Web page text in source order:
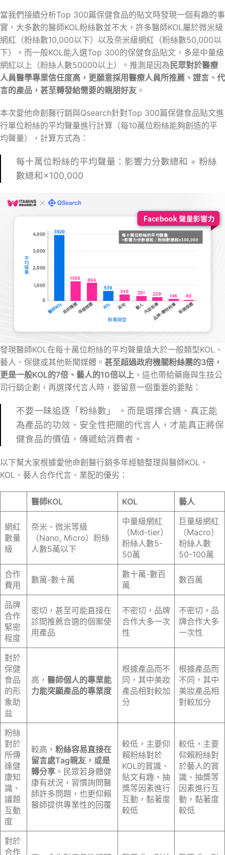
當我們接續分析Top 300篇保健食品的貼文時發現一個有趣的事
實，大多數的醫師KOL粉絲數並不大，許多醫師KOL屬於微米級
網紅（粉絲數10,000以下）以及奈米級網紅（粉絲數50,000以
下）。而一般KOL能入選Top 300的保健食品貼文，多是中量級
網紅以上（粉絲人數50000以上）。推測是因為 民眾對於醫療
人員醫學專業信任度高，更願意採用醫療人員所推薦、證言、代
言的產品，甚至轉發給需要的親朋好友 。
本次愛他命創醫行銷與Qsearch針對Top 300篇保健食品貼文進
行單位粉絲的平均聲量進行計算（每10萬位粉絲能夠創造的平
均聲量），計算方式為：
每十萬位粉絲的平均聲量：影響力分數總和 ÷ 粉絲
數總和×100,000
發現醫師KOL在每十萬位粉絲的平均聲量遠大於一般類型KOL、
藝人、保健或其他新聞媒體。 甚至超過政府機關粉絲團的3倍，
更是一般KOL的7倍、藝人的10倍以上 ，這也帶給藥廠與生技公
司行銷企劃，再選擇代言人時，要留意一個重要的要點：
不要一昧追逐「粉絲數」 。而是選擇合適、真正能
為產品的功效、安全性把關的代言人，才能真正將保
健食品的價值，傳遞給消費者。
以下幫大家根據愛他命創醫行銷多年經驗整理與醫師KOL、
KOL、藝人合作代言、業配的優劣：
醫師KOL KOL 藝人
網紅
數量
級
奈米、微米等級
（Nano, Micro）粉絲
人數5萬以下
中量級網紅
（Mid-tier）
粉絲人數5-
50萬
巨量級網紅
（Macro）
粉絲人數
50-100萬
合作
費用
數萬-數十萬
數十萬-數百
萬
數百萬
品牌
合作
緊密
程度
密切，甚至可能直接在
診間推薦合適的個案使
用產品
不密切，品牌
合作大多一次
性
不密切，品
牌合作大多
一次性
對於
保健
食品
的形
象助
益
高， 醫師個人的專業能
力能突顯產品的專業度
根據產品而不
同，其中美妝
產品相對較加
分
根據產品而
不同，其中
美妝產品相
對較加分
粉絲
對於
所傳
達健
康知
識、
議題
互動
度
較高， 粉絲容易直接在
留言處Tag親友，或是
轉分享 。民眾若身體健
康有狀況，習慣詢問醫
師許多問題，也更仰賴
醫師提供專業性的回覆
較低，主要仰
賴粉絲對於
KOL的賞識、
貼文有趣、抽
獎等因素進行
互動，黏著度
較低
較低，主要
仰賴粉絲對
於藝人的賞
識、抽獎等
因素進行互
動，黏著度
較低
對於
合作